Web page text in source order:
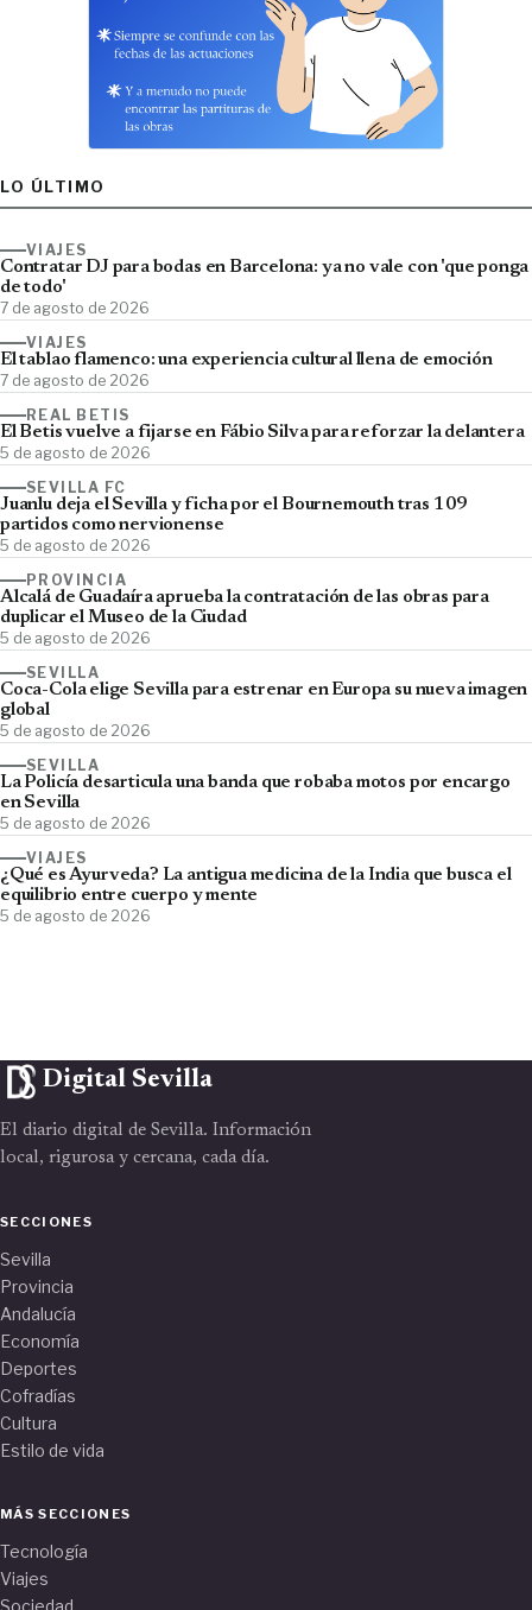
LO ÚLTIMO
VIAJES
Contratar DJ para bodas en Barcelona: ya no vale con 'que ponga
de todo'
7 de agosto de 2026
VIAJES
El tablao flamenco: una experiencia cultural llena de emoción
7 de agosto de 2026
REAL BETIS
El Betis vuelve a fijarse en Fábio Silva para reforzar la delantera
5 de agosto de 2026
SEVILLA FC
Juanlu deja el Sevilla y ficha por el Bournemouth tras 109
partidos como nervionense
5 de agosto de 2026
PROVINCIA
Alcalá de Guadaíra aprueba la contratación de las obras para
duplicar el Museo de la Ciudad
5 de agosto de 2026
SEVILLA
Coca-Cola elige Sevilla para estrenar en Europa su nueva imagen
global
5 de agosto de 2026
SEVILLA
La Policía desarticula una banda que robaba motos por encargo
en Sevilla
5 de agosto de 2026
VIAJES
¿Qué es Ayurveda? La antigua medicina de la India que busca el
equilibrio entre cuerpo y mente
5 de agosto de 2026
Digital Sevilla
El diario digital de Sevilla. Información
local, rigurosa y cercana, cada día.
SECCIONES
Sevilla
Provincia
Andalucía
Economía
Deportes
Cofradías
Cultura
Estilo de vida
MÁS SECCIONES
Tecnología
Viajes
Sociedad